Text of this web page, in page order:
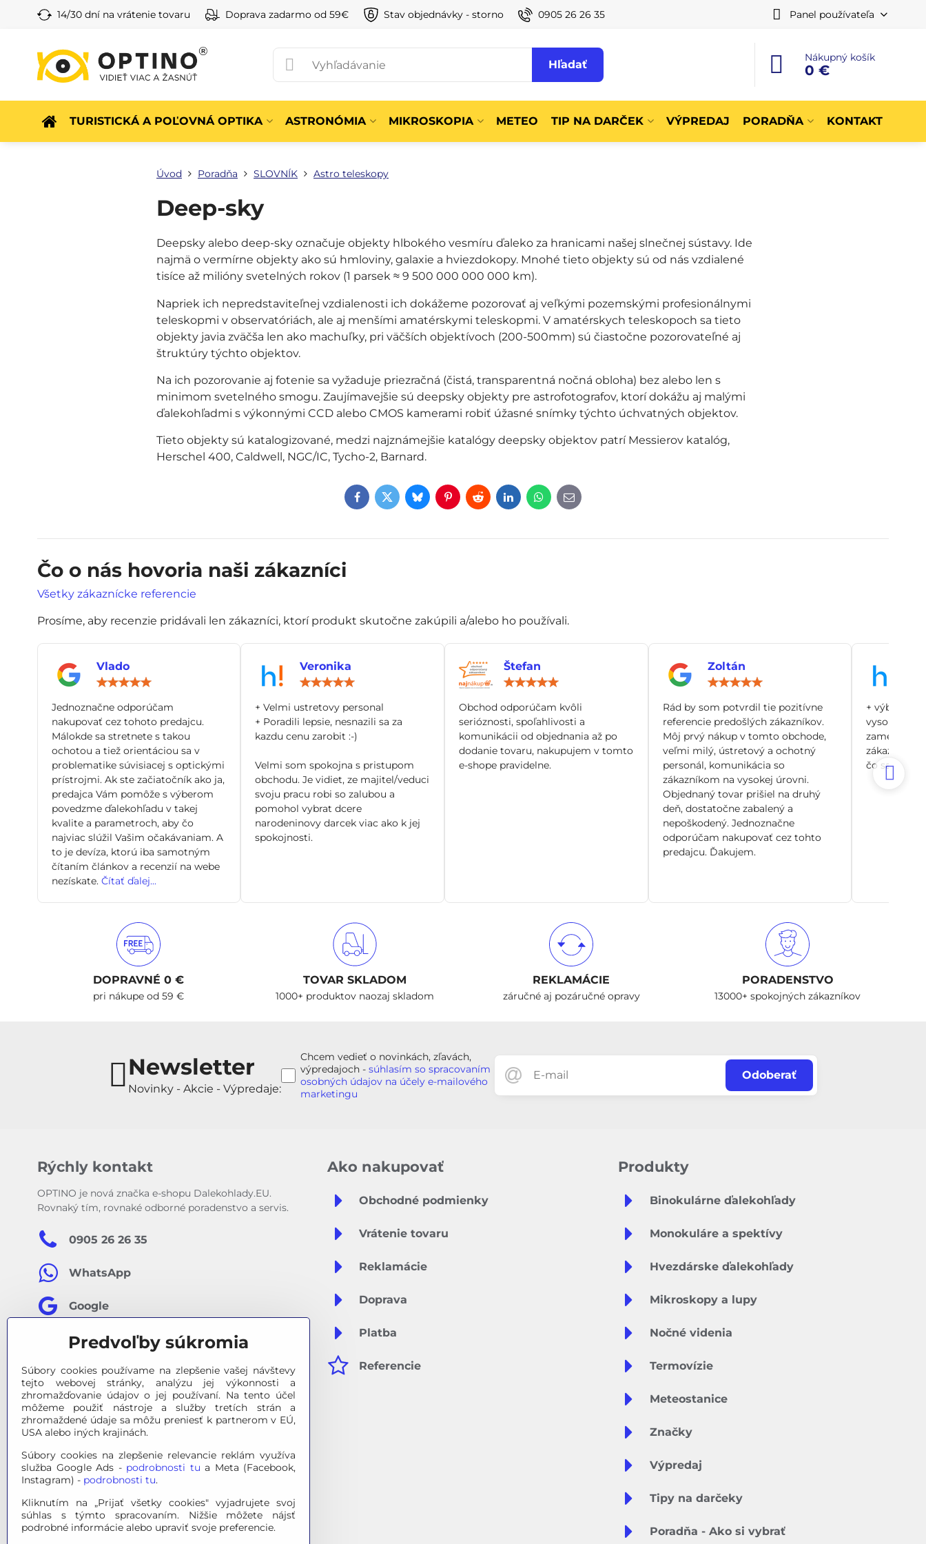
14/30 dní na vrátenie tovaru Doprava zadarmo od 59€ Stav objednávky - storno 0905 26 26 35 Panel používateľa
Hľadať
Nákupný košík
0 €
TURISTICKÁ A POĽOVNÁ OPTIKA ASTRONÓMIA MIKROSKOPIA METEO TIP NA DARČEK VÝPREDAJ PORADŇA KONTAKT
Úvod Poradňa SLOVNÍK Astro teleskopy
Deep-sky
Deepsky alebo deep-sky označuje objekty hlbokého vesmíru ďaleko za hranicami našej slnečnej sústavy. Ide
najmä o vermírne objekty ako sú hmloviny, galaxie a hviezdokopy. Mnohé tieto objekty sú od nás vzdialené
tisíce až milióny svetelných rokov (1 parsek ≈ 9 500 000 000 000 km).
Napriek ich nepredstaviteľnej vzdialenosti ich dokážeme pozorovať aj veľkými pozemskými profesionálnymi
teleskopmi v observatóriách, ale aj menšími amatérskymi teleskopmi. V amatérskych teleskopoch sa tieto
objekty javia zväčša len ako machuľky, pri väčších objektívoch (200-500mm) sú čiastočne pozorovateľné aj
štruktúry týchto objektov.
Na ich pozorovanie aj fotenie sa vyžaduje priezračná (čistá, transparentná nočná obloha) bez alebo len s
minimom svetelného smogu. Zaujímavejšie sú deepsky objekty pre astrofotografov, ktorí dokážu aj malými
ďalekohľadmi s výkonnými CCD alebo CMOS kamerami robiť úžasné snímky týchto úchvatných objektov.
Tieto objekty sú katalogizované, medzi najznámejšie katalógy deepsky objektov patrí Messierov katalóg,
Herschel 400, Caldwell, NGC/IC, Tycho-2, Barnard.
Facebook
TwitterBlueskyPinterest
RedditLinkedInWhatsApp
E-
mail
Čo o nás hovoria naši zákazníci
Všetky zákaznícke referencie
Prosíme, aby recenzie pridávali len zákazníci, ktorí produkt skutočne zakúpili a/alebo ho používali.
Vlado
5
Jednoznačne odporúčam
nakupovať cez tohoto predajcu.
Málokde sa stretnete s takou
ochotou a tiež orientáciou sa v
problematike súvisiacej s optickými
prístrojmi. Ak ste začiatočník ako ja,
predajca Vám pomôže s výberom
povedzme ďalekohľadu v takej
kvalite a parametroch, aby čo
najviac slúžil Vašim očakávaniam. A
to je devíza, ktorú iba samotným
čítaním článkov a recenzií na webe
nezískate. Čítať ďalej...
Veronika
+ Velmi ustretovy personal
+ Poradili lepsie, nesnazili sa za
kazdu cenu zarobit :-)
Velmi som spokojna s pristupom
obchodu. Je vidiet, ze majitel/veduci
svoju pracu robi so zalubou a
pomohol vybrat dcere
narodeninovy darcek viac ako k jej
spokojnosti.
Štefan
Obchod odporúčam kvôli
serióznosti, spoľahlivosti a
komunikácii od objednania až po
dodanie tovaru, nakupujem v tomto
e-shope pravidelne.
Zoltán
/
5
Rád by som potvrdil tie pozitívne
referencie predošlých zákazníkov.
Môj prvý nákup v tomto obchode,
veľmi milý, ústretový a ochotný
personál, komunikácia so
zákazníkom na vysokej úrovni.
Objednaný tovar prišiel na druhý
deň, dostatočne zabalený a
nepoškodený. Jednoznačne
odporúčam nakupovať cez tohto
predajcu. Ďakujem.
+ výborný
vysoko
zamerané
zákazníka,
čo sa dá.
DOPRAVNÉ 0 €
pri nákupe od 59 €
TOVAR SKLADOM
1000+ produktov naozaj skladom
REKLAMÁCIE
záručné aj pozáručné opravy
PORADENSTVO
13000+ spokojných zákazníkov
Newsletter
Novinky - Akcie - Výpredaje:
Odoberať
Chcem vedieť o novinkách, zľavách,
výpredajoch -súhlasím so spracovaním
osobných údajov na účely e-mailového
marketingu
Rýchly kontakt
OPTINO je nová značka e-shopu Dalekohlady.EU.
Rovnaký tím, rovnaké odborné poradenstvo a servis.
0905 26 26 35
WhatsApp
Google
Facebook
Ako nakupovať
Obchodné podmienky
Vrátenie tovaru
Reklamácie
Doprava
Platba
Referencie
Produkty
Binokulárne ďalekohľady
Monokuláre a spektívy
Hvezdárske ďalekohľady
Mikroskopy a lupy
Nočné videnia
Termovízie
Meteostanice
Značky
Výpredaj
Tipy na darčeky
Poradňa - Ako si vybrať
Predvoľby súkromia
Súbory cookies používame na zlepšenie vašej návštevy
tejto webovej stránky, analýzu jej výkonnosti a
zhromažďovanie údajov o jej používaní. Na tento účel
môžeme použiť nástroje a služby tretích strán a
zhromaždené údaje sa môžu preniesť k partnerom v EÚ,
USA alebo iných krajinách.
Súbory cookies na zlepšenie relevancie reklám využíva
služba Google Ads - podrobnosti tu a Meta (Facebook,
Instagram) - podrobnosti tu.
Kliknutím na „Prijať všetky cookies" vyjadrujete svoj
súhlas s týmto spracovaním. Nižšie môžete nájsť
podrobné informácie alebo upraviť svoje preferencie.